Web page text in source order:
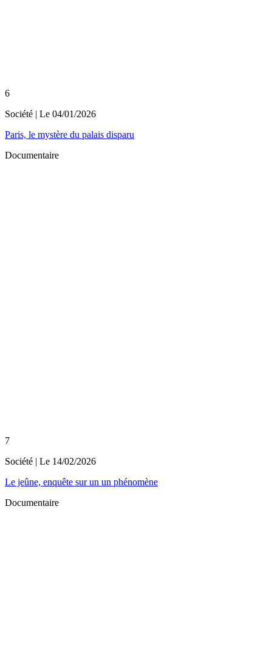
6
Société | Le 04/01/2026
Paris, le mystère du palais disparu
Documentaire
7
Société | Le 14/02/2026
Le jeûne, enquête sur un un phénomène
Documentaire